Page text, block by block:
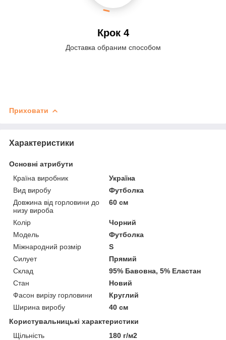
Крок 4
Доставка обраним способом
Приховати
Характеристики
Основні атрибути
Країна виробник
Україна
Вид виробу
Футболка
Довжина від горловини до
низу вироба
60 см
Колір
Чорний
Модель
Футболка
Міжнародний розмір
S
Силует
Прямий
Склад
95% Бавовна, 5% Еластан
Стан
Новий
Фасон вирізу горловини
Круглий
Ширина виробу
40 см
Користувальницькі характеристики
Щільність
180 г/м2